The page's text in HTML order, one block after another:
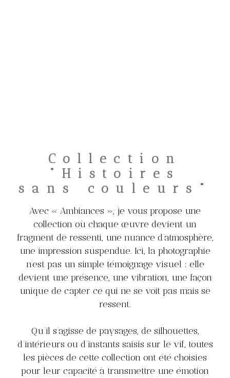
Collection
“Histoires
sans couleurs”
Avec « Ambiances », je vous propose une
collection où chaque œuvre devient un
fragment de ressenti, une nuance d’atmosphère,
une impression suspendue. Ici, la photographie
n’est pas un simple témoignage visuel : elle
devient une présence, une vibration, une façon
unique de capter ce qui ne se voit pas mais se
ressent.
Qu’il s’agisse de paysages, de silhouettes,
d’intérieurs ou d’instants saisis sur le vif, toutes
les pièces de cette collection ont été choisies
pour leur capacité à transmettre une émotion